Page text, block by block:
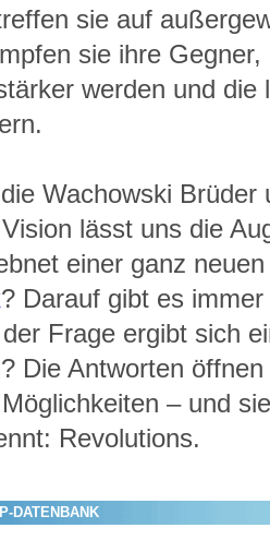
sie auf
sie ihre
werden und die
Wachowski
lässt uns die
einer ganz
? Darauf gibt es
Frage ergibt sich
Die Antworten
– und
Revolutions.
DATENBANK